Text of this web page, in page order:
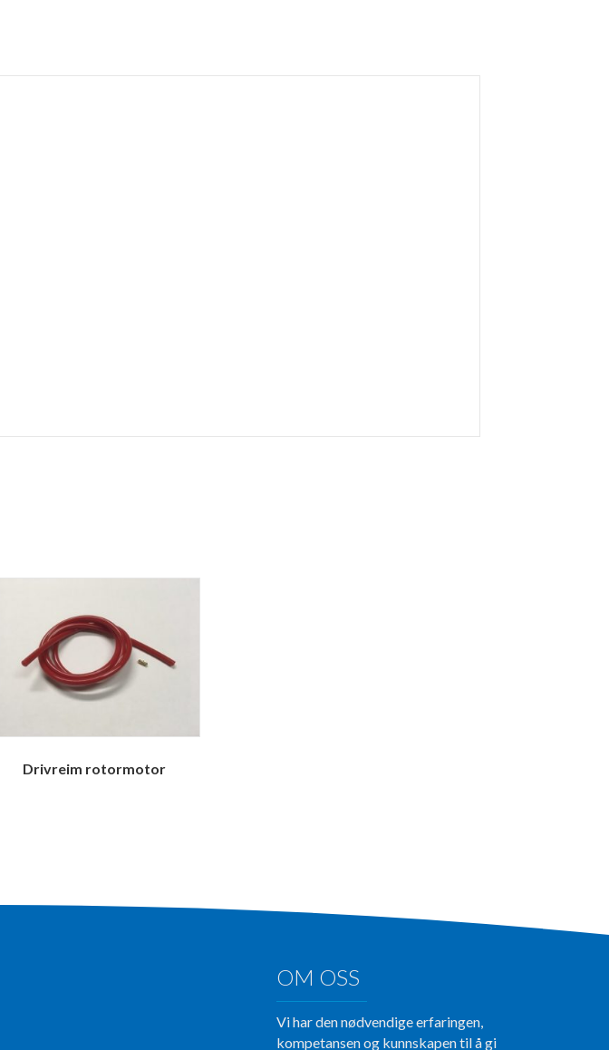
Drivreim rotormotor
OM OSS
Vi har den nødvendige erfaringen,
kompetansen og kunnskapen til å gi